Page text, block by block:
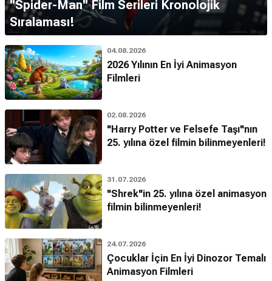
''Spider-Man'' Film Serileri Kronolojik
Sıralaması!
04.08.2026
2026 Yılının En İyi Animasyon
Filmleri
02.08.2026
"Harry Potter ve Felsefe Taşı"nın
25. yılına özel filmin bilinmeyenleri!
31.07.2026
"Shrek"in 25. yılına özel animasyon
filmin bilinmeyenleri!
24.07.2026
Çocuklar İçin En İyi Dinozor Temalı
Animasyon Filmleri